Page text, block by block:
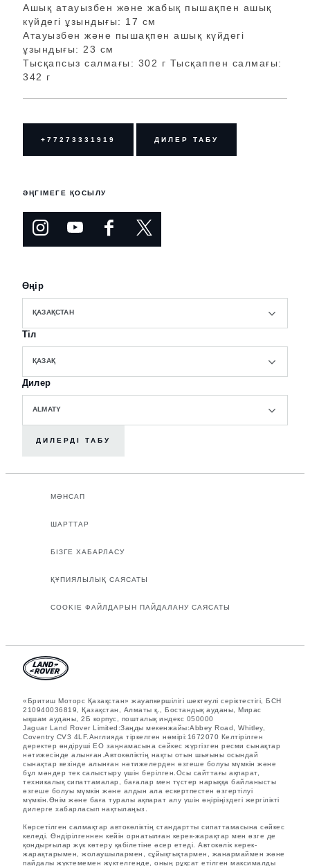
Ашық атауызбен және жабық пышақпен ашық
күйдегі ұзындығы: 17 см
Атауызбен және пышақпен ашық күйдегі
ұзындығы: 23 см
Тысқапсыз салмағы: 302 г Тысқаппен салмағы:
342 г
+77273331919 ДИЛЕР ТАБУ
ӘҢГІМЕГЕ ҚОСЫЛУ
Өңір
ҚАЗАҚСТАН
Тіл
ҚАЗАҚ
Дилер
ALMATY
ДИЛЕРДІ ТАБУ
МӘНСАП
ШАРТТАР
БІЗГЕ ХАБАРЛАСУ
ҚҰПИЯЛЫЛЫҚ САЯСАТЫ
COOKIE ФАЙЛДАРЫН ПАЙДАЛАНУ САЯСАТЫ
«Бритиш Моторс Қазақстан» жауапкершілігі шектеулі серіктестігі, БСН
210940036819, Қазақстан, Алматы қ., Бостандық ауданы, Мирас
ықшам ауданы, 2Б корпус, пошталық индекс 050000
Jaguar Land Rover Limited:Заңды мекенжайы:Abbey Road, Whitley,
Coventry CV3 4LF.Англияда тіркелген нөмірі:1672070 Келтірілген
деректер өндіруші ЕО заңнамасына сәйкес жүргізген ресми сынақтар
нәтижесінде алынған.Автокөліктің нақты отын шығыны осындай
сынақтар кезінде алынған нәтижелерден өзгеше болуы мүмкін және
бұл мәндер тек салыстыру үшін берілген.Осы сайттағы ақпарат,
техникалық сипаттамалар, бағалар мен түстер нарыққа байланысты
өзгеше болуы мүмкін және алдын ала ескертпестен өзгертілуі
мүмкін.Өнім және баға туралы ақпарат алу үшін өңіріңіздегі жергілікті
дилерге хабарласып нақтылаңыз.
Көрсетілген салмақтар автокөліктің стандартты сипаттамасына сәйкес
келеді. Өндірілгеннен кейін орнатылған керек-жарақтар мен өзге де
қондырғылар жүк көтеру қабілетіне әсер етеді. Автокөлік керек-
жарақтарымен, жолаушылармен, сұйықтықтармен, жанармаймен және
пайдалы жүктемемен жүктелгенде, оның рұқсат етілген максималды